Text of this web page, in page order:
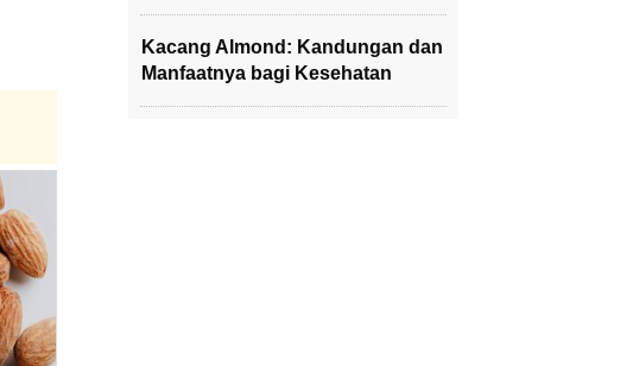
Kacang Almond: Kandungan dan
Manfaatnya bagi Kesehatan